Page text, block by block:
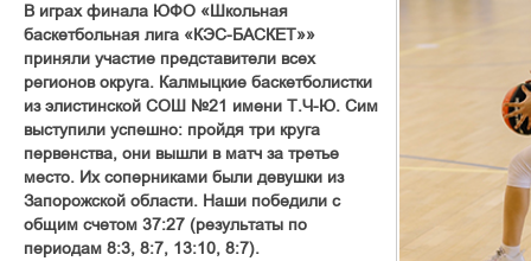
В играх финала ЮФО «Школьная
баскетбольная лига «КЭС-БАСКЕТ»»
приняли участие представители всех
регионов округа. Калмыцкие баскетболистки
из элистинской СОШ №21 имени Т.Ч-Ю. Сим
выступили успешно: пройдя три круга
первенства, они вышли в матч за третье
место. Их соперниками были девушки из
Запорожской области. Наши победили с
общим счетом 37:27 (результаты по
периодам 8:3, 8:7, 13:10, 8:7).